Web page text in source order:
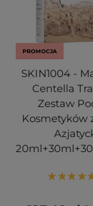
PROMOCJA
SKIN1004 -
Centella
Zestaw
Kosmetyków